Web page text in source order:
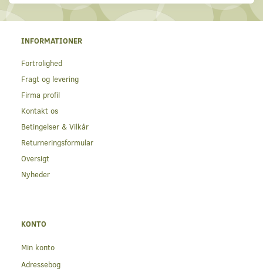
INFORMATIONER
Fortrolighed
Fragt og levering
Firma profil
Kontakt os
Betingelser & Vilkår
Returneringsformular
Oversigt
Nyheder
KONTO
Min konto
Adressebog